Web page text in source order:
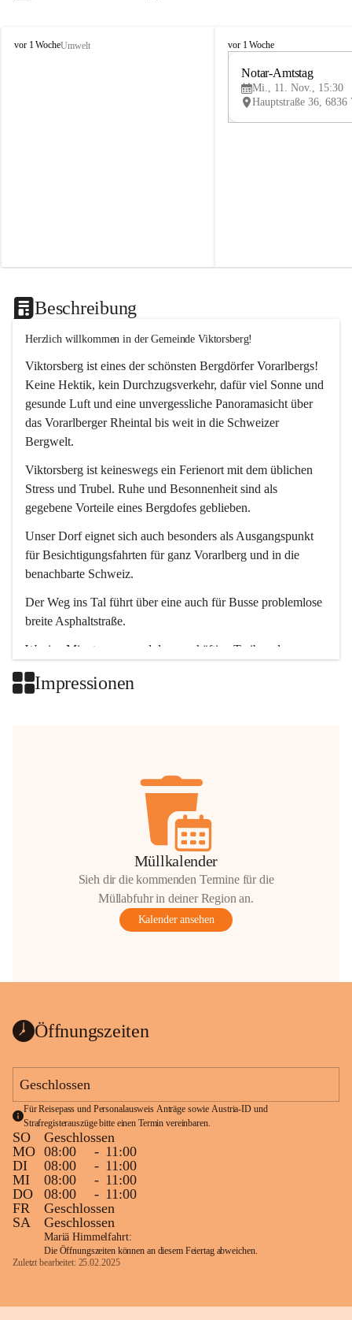
V
vor 1 WocheUmwelt
V
vor 1 Woche
Notar-Amtstag
Mi., 11. Nov., 15:30
Beschreibung
Herzlich willkommen in der Gemeinde Viktorsberg!
Viktorsberg ist eines der schönsten Bergdörfer Vorarlbergs!
Keine Hektik, kein Durchzugsverkehr, dafür viel Sonne und
gesunde Luft und eine unvergessliche Panoramasicht über
das Vorarlberger Rheintal bis weit in die Schweizer
Bergwelt.
Viktorsberg ist keineswegs ein Ferienort mit dem üblichen
Stress und Trubel. Ruhe und Besonnenheit sind als
gegebene Vorteile eines Bergdofes geblieben.
Unser Dorf eignet sich auch besonders als Ausgangspunkt
für Besichtigungsfahrten für ganz Vorarlberg und in die
benachbarte Schweiz.
Der Weg ins Tal führt über eine auch für Busse problemlose
breite Asphaltstraße.
Wenige Minuten nur, und das geschäftige Treiben der
Impressionen
Müllkalender
Sieh dir die kommenden Termine für die
Müllabfuhr in deiner Region an.
Kalender ansehen
Öffnungszeiten
Geschlossen
Für Reisepass und Personalausweis Anträge sowie Austria-ID und
Strafregisterauszüge bitte einen Termin vereinbaren.
SO
Geschlossen
MO 08:00 - 11:00
DI
08:00 - 11:00
MI
08:00 - 11:00
DO
08:00 - 11:00
FR
Geschlossen
SA
Geschlossen
Mariä Himmelfahrt:
Die Öffnungszeiten können an diesem Feiertag abweichen.
Zuletzt bearbeitet: 25.02.2025